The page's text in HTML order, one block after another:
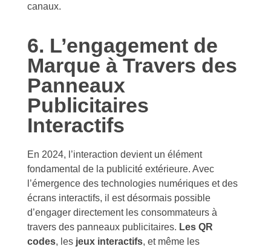
canaux.
6. L’engagement de
Marque à Travers des
Panneaux
Publicitaires
Interactifs
En 2024, l’interaction devient un élément
fondamental de la publicité extérieure. Avec
l’émergence des technologies numériques et des
écrans interactifs, il est désormais possible
d’engager directement les consommateurs à
travers des panneaux publicitaires. Les QR
codes, les jeux interactifs, et même les